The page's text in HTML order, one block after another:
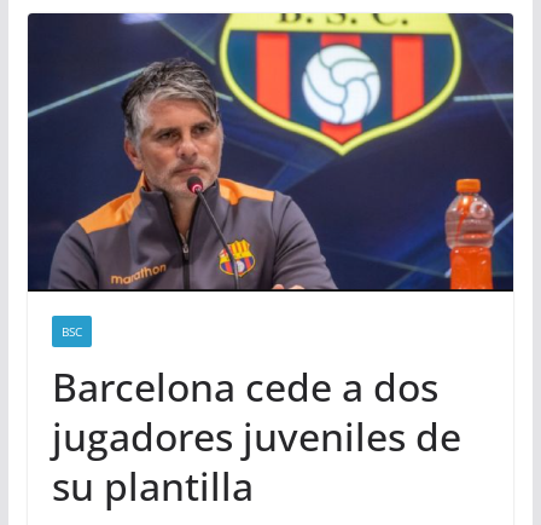
BSC
Barcelona cede a dos
jugadores juveniles de
su plantilla